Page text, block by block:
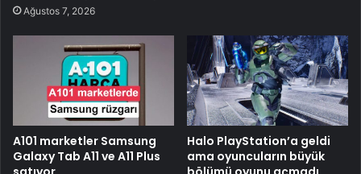
Ağustos 7, 2026
A101 marketler Samsung
Galaxy Tab A11 ve A11 Plus
Halo PlayStation’a geldi
ama oyuncuların büyük